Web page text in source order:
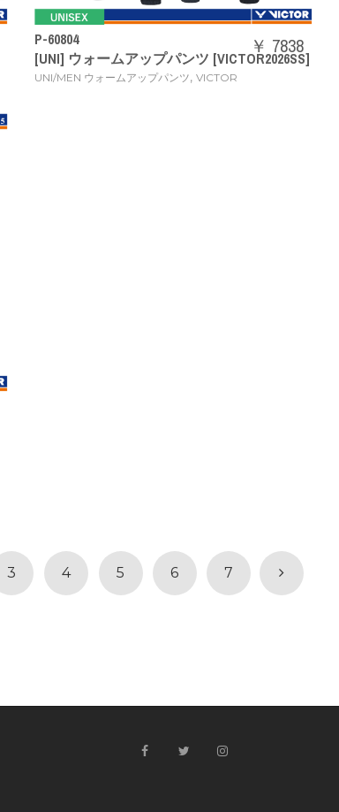
P-60804
[UNI] ウォームアップパンツ [VICTOR2026SS]
UNI/MEN ウォームアップパンツ,VICTOR
￥ 7838
3 4 5 6 7